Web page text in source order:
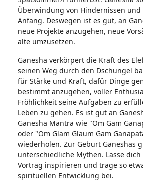
Überwindung von Hindernissen
Anfang. Deswegen ist es gut, an
neue Projekte anzugehen, neue
alte umzusetzen.
Ganesha verkörpert die Kraft des
seinen Weg durch den Dschungel
für Stärke und Kraft, dafür Dinge
bestimmt anzugehen, voller
Fröhlichkeit seine Aufgaben zu
Leben zu gehen. Es ist gut an
Ganesha Mantra wie "Om Gam
oder "Om Glam Glaum Gam
wiederholen. Zur Geburt Ganeshas
unterschiedliche Mythen. Lasse dich
Vortrag inspirieren und trage so
spirituellen Entwicklung bei.